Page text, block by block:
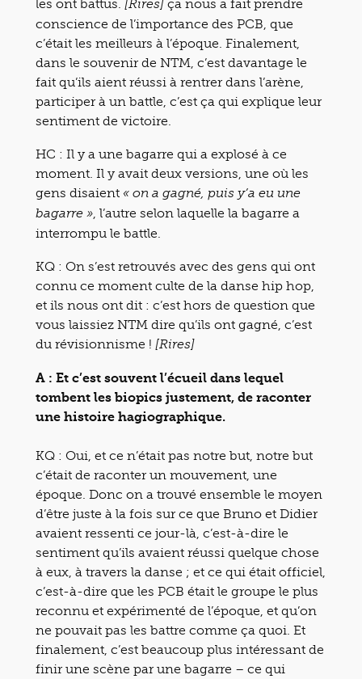
les ont battus. [Rires] ça nous a fait prendre
conscience de l’importance des PCB, que
c’était les meilleurs à l’époque. Finalement,
dans le souvenir de NTM, c’est davantage le
fait qu’ils aient réussi à rentrer dans l’arène,
participer à un battle, c’est ça qui explique leur
sentiment de victoire.
HC : Il y a une bagarre qui a explosé à ce
moment. Il y avait deux versions, une où les
gens disaient « on a gagné, puis y’a eu une
bagarre » , l’autre selon laquelle la bagarre a
interrompu le battle.
KQ : On s’est retrouvés avec des gens qui ont
connu ce moment culte de la danse hip hop,
et ils nous ont dit : c’est hors de question que
vous laissiez NTM dire qu’ils ont gagné, c’est
du révisionnisme ! [Rires]
A : Et c’est souvent l’écueil dans lequel
tombent les biopics justement, de raconter
une histoire hagiographique.
KQ : Oui, et ce n’était pas notre but, notre but
c’était de raconter un mouvement, une
époque. Donc on a trouvé ensemble le moyen
d’être juste à la fois sur ce que Bruno et Didier
avaient ressenti ce jour-là, c’est-à-dire le
sentiment qu’ils avaient réussi quelque chose
à eux, à travers la danse ; et ce qui était officiel,
c’est-à-dire que les PCB était le groupe le plus
reconnu et expérimenté de l’époque, et qu’on
ne pouvait pas les battre comme ça quoi. Et
finalement, c’est beaucoup plus intéressant de
finir une scène par une bagarre – ce qui